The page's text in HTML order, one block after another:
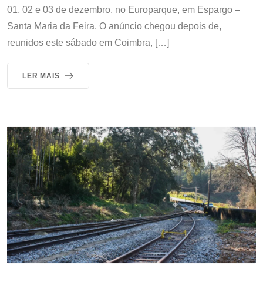
01, 02 e 03 de dezembro, no Europarque, em Espargo –
Santa Maria da Feira. O anúncio chegou depois de,
reunidos este sábado em Coimbra, […]
LER MAIS